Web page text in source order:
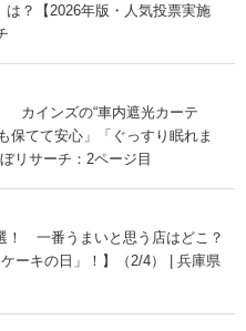
？【2026年版・人気投票実施
カインズの“車内遮光カーテ
てて安心」「ぐっすり眠れま
リサーチ：2ページ目
！ 一番うまいと思う店はどこ？
ーキの日」！】（2/4） | 兵庫県